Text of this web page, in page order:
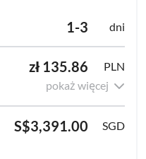
1-3 dni
zł 135.86
PLN
pokaż więcej
S$3,391.00 SGD